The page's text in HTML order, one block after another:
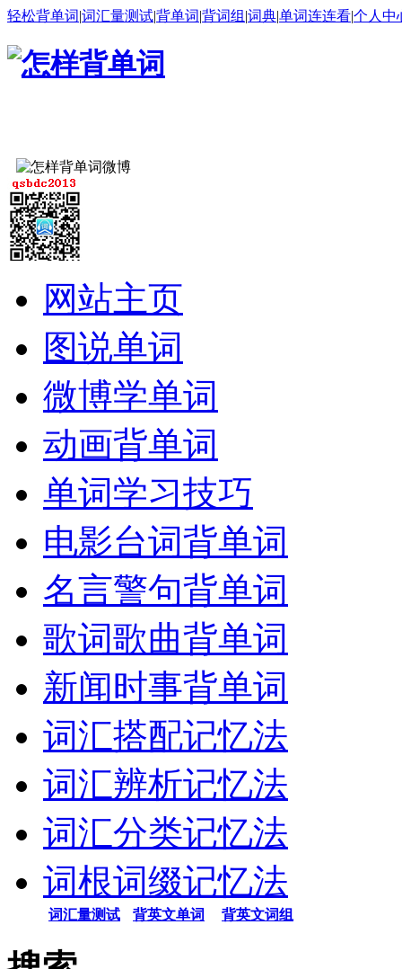
轻松背单词|词汇量测试|背单词|背词组 |词典|单词连连看|个人中
网站主页
图说单词
微博学单词
动画背单词
单词学习技巧
电影台词背单词
名言警句背单词
歌词歌曲背单词
新闻时事背单词
词汇搭配记忆法
词汇辨析记忆法
词汇分类记忆法
词根词缀记忆法
词汇量测试 背英文单词 背英文词组